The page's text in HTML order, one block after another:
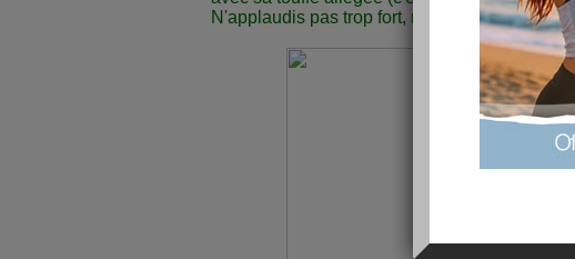
N'applaudis pas trop fort, mal à mes oreilles